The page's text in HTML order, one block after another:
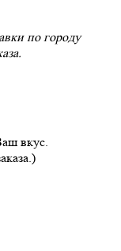
по городу
вкус.